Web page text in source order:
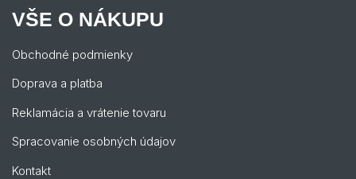
VŠE O NÁKUPU
Obchodné podmienky
Doprava a platba
Reklamácia a vrátenie tovaru
Spracovanie osobných údajov
Kontakt